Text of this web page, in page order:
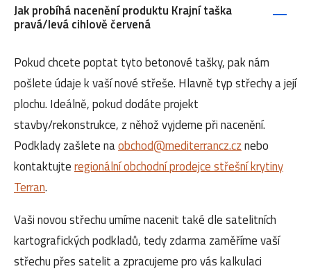
Jak probíhá nacenění produktu Krajní taška
pravá/levá cihlově červená
Pokud chcete poptat tyto betonové tašky, pak nám
pošlete údaje k vaší nové střeše. Hlavně typ střechy a její
plochu. Ideálně, pokud dodáte projekt
stavby/rekonstrukce, z něhož vyjdeme při nacenění.
Podklady zašlete naobchod@mediterrancz.cznebo
kontaktujteregionální obchodní prodejce střešní krytiny
Terran.
Vaši novou střechu umíme nacenit také dle satelitních
kartografických podkladů, tedy zdarma zaměříme vaší
střechu přes satelit a zpracujeme pro vás kalkulaci